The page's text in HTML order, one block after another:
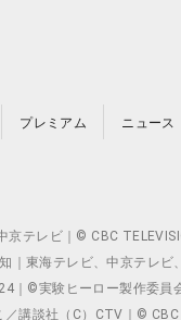
プレミアム ニュース
テレビ｜© CBC
｜東海テレビ、中京テレ
｜©実験ヒーロー製作委員
／講談社（C）CTV｜©